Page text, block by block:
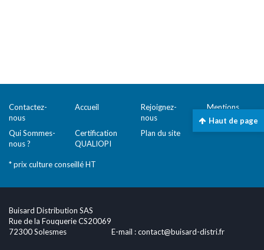
Contactez-
nous
Accueil
Rejoignez-
nous
Mentions
légales
Qui Sommes-
nous ?
Certification
QUALIOPI
Plan du site
* prix culture conseillé HT
Buisard Distribution SAS
Rue de la Fouquerie CS20069
72300 Solesmes
E-mail :contact@buisard-distri.fr
Haut de page